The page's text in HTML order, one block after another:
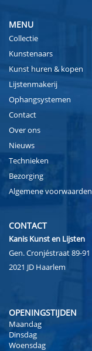
MENU
Collectie
Kunstenaars
Kunst huren & kopen
Lijstenmakerij
Ophangsystemen
Contact
Over ons
Nieuws
Technieken
Bezorging
Algemene voorwaarden
CONTACT
Kanis Kunst en Lijsten
Gen. Cronjéstraat 89-91
2021 JD Haarlem
OPENINGSTIJDEN
Maandag
Dinsdag
Woensdag